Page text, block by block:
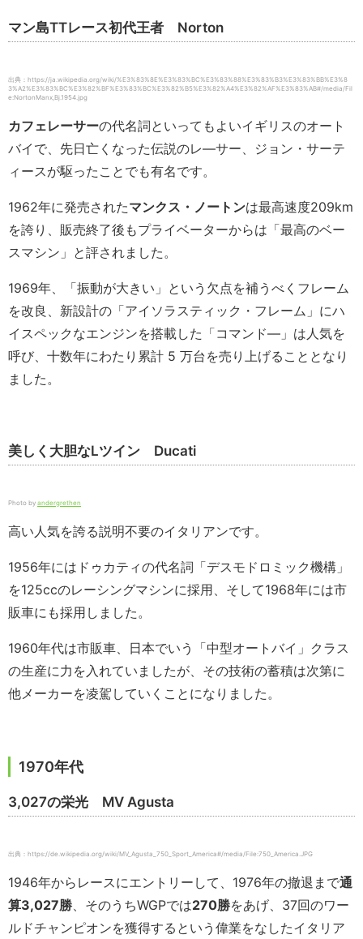
マン島TTレース初代王者 Norton
出典：https://ja.wikipedia.org/wiki/%E3%83%8E%E3%83%BC%E3%83%88%E3%83%B3%E3%83%BB%E3%8
3%A2%E3%83%BC%E3%82%BF%E3%83%BC%E3%82%B5%E3%82%A4%E3%82%AF%E3%83%AB#/media/Fil
e:NortonManx,Bj.1954.jpg
カフェレーサーの代名詞といってもよいイギリスのオート
バイで、先日亡くなった伝説のレ―サー、ジョン・サーテ
ィースが駆ったことでも有名です。
1962年に発売されたマンクス・ノートンは最高速度209km
を誇り、販売終了後もプライベーターからは「最高のベー
スマシン」と評されました。
1969年、「振動が大きい」という欠点を補うべくフレーム
を改良、新設計の「アイソラスティック・フレーム」にハ
イスペックなエンジンを搭載した「コマンド―」は人気を
呼び、十数年にわたり累計 5 万台を売り上げることとなり
ました。
美しく大胆なLツイン Ducati
Photo by andergrethen
高い人気を誇る説明不要のイタリアンです。
1956年にはドゥカティの代名詞「デスモドロミック機構」
を125ccのレーシングマシンに採用、そして1968年には市
販車にも採用しました。
1960年代は市販車、日本でいう「中型オートバイ」クラス
の生産に力を入れていましたが、その技術の蓄積は次第に
他メーカーを凌駕していくことになりました。
1970年代
3,027の栄光 MV Agusta
出典：https://de.wikipedia.org/wiki/MV_Agusta_750_Sport_America#/media/File:750_America.JPG
1946年からレースにエントリーして、1976年の撤退まで通
算3,027勝、そのうちWGPでは270勝をあげ、37回のワー
ルドチャンピオンを獲得するという偉業をなしたイタリア